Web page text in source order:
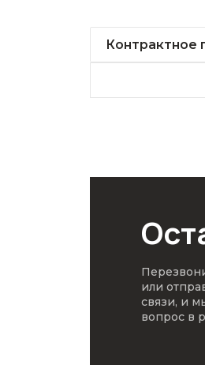
Контрактное
или
связи, и
вопрос в